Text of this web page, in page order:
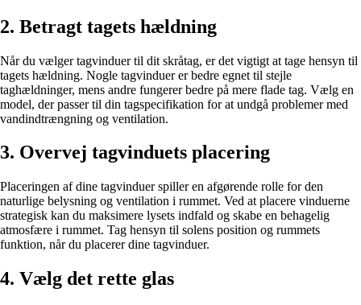
2. Betragt tagets hældning
Når du vælger tagvinduer til dit skråtag, er det vigtigt at tage hensyn til
tagets hældning. Nogle tagvinduer er bedre egnet til stejle
taghældninger, mens andre fungerer bedre på mere flade tag. Vælg en
model, der passer til din tagspecifikation for at undgå problemer med
vandindtrængning og ventilation.
3. Overvej tagvinduets placering
Placeringen af dine tagvinduer spiller en afgørende rolle for den
naturlige belysning og ventilation i rummet. Ved at placere vinduerne
strategisk kan du maksimere lysets indfald og skabe en behagelig
atmosfære i rummet. Tag hensyn til solens position og rummets
funktion, når du placerer dine tagvinduer.
4. Vælg det rette glas